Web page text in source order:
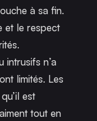
à sa fin.
et le respect
intrusifs n’a
limités. Les
est
tout en